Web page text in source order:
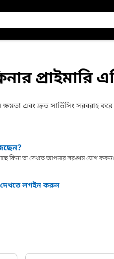
প্রাইমারি
ক্ষমতা এবং দ্রুত সার্ভিসিং সরবরাহ
কিনা তা দেখতে আপনার সরঞ্জাম যোগ করুন।
লগইন করুন